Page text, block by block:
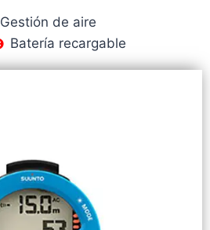
Gestión de aire
Batería recargable